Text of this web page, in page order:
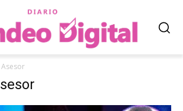
Asesor